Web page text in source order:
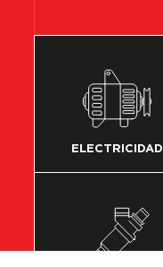
ELECTRICIDAD